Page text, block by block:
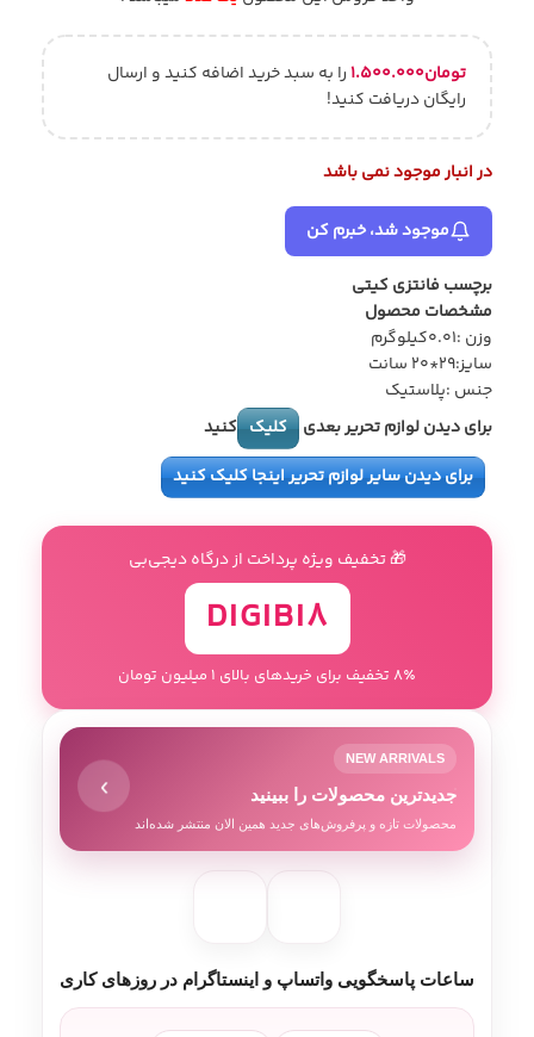
تومان۱.۵۰۰.۰۰۰ را به سبد خرید اضافه کنید و ارسال
رایگان دریافت کنید!
در انبار موجود نمی باشد
موجود شد، خبرم کن
برچسب فانتزی کیتی
مشخصات محصول
وزن :0.01کیلوگرم
سایز:29*20 سانت
جنس :پلاستیک
برای دیدن لوازم تحریر بعدی
کلیک کنید
برای دیدن سایر لوازم تحریر اینجا کلیک کنید
🎁 تخفیف ویژه پرداخت از درگاه دیجی‌بی
DIGIBI8
8٪ تخفیف برای خریدهای بالای 1 میلیون تومان
NEW ARRIVALS
جدیدترین محصولات را ببینید
محصولات تازه و پرفروش‌های جدید همین الان منتشر شده‌اند
›
ساعات پاسخگویی واتساپ و اینستاگرام در روزهای کاری